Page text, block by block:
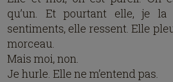
qu’un. Et pourtant elle, je
sentiments, elle ressent. Elle
morceau.
Mais moi, non.
Je hurle. Elle ne m’entend pas.